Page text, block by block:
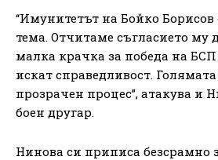
“Имунитетът на Бойко Борисов
тема. Отчитаме съгласието му
малка крачка за победа на БСП
искат справедливост.
прозрачен процес”, атакува и
боен другар.
Нинова си приписа безсрамно